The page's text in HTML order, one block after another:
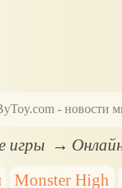
- новости
игры
Monster High